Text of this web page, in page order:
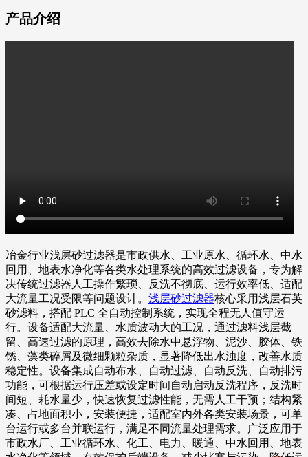
产品介绍
冶金行业浅层砂过滤器是市政供水、工业原水、循环水、中水
回用、地表水净化等各类水处理系统的高效过滤设备，专为解
决传统过滤器人工操作繁琐、反洗不彻底、运行效率低、适配
大流量工况受限等问题设计。 浅层砂过滤器核心采用浅层石英
砂滤料，搭配 PLC 全自动控制系统，实现全程无人值守运
行。设备适配大流量、水质波动大的工况，通过滤料浅层截
留、高速过滤的原理，高效去除水中悬浮物、泥沙、胶体、铁
锈、藻类碎屑及微细颗粒杂质，显著降低出水浊度，改善水质
稳定性。设备集成自动布水、自动过滤、自动反洗、自动排污
功能，可根据运行压差或设定时间自动启动反洗程序，反洗时
间短、耗水量少，快速恢复过滤性能，无需人工干预；结构紧
凑、占地面积小，安装便捷，适配室内外各类安装场景，可单
台运行或多台并联运行，满足不同流量处理需求。广泛应用于
市政水厂、工业循环水、化工、电力、暖通、中水回用、地表